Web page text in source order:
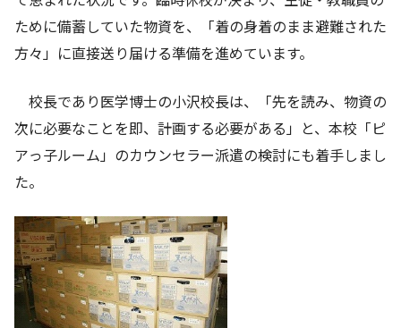
ために備蓄していた物資を、「着の身着のまま避難された
方々」に直接送り届ける準備を進めています。
校長であり医学博士の小沢校長は、「先を読み、物資の
次に必要なことを即、計画する必要がある」と、本校「ピ
アっ子ルーム」のカウンセラー派遣の検討にも着手しまし
た。